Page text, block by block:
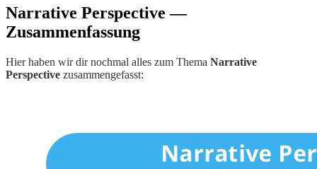
Narrative Perspective —
Zusammenfassung
Hier haben wir dir nochmal alles zum Thema Narrative
Perspective zusammengefasst: